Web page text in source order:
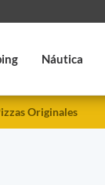
Náutica
Originales